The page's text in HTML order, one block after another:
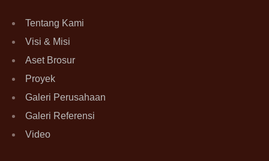
Tentang Kami
Visi & Misi
Aset Brosur
Proyek
Galeri Perusahaan
Galeri Referensi
Video